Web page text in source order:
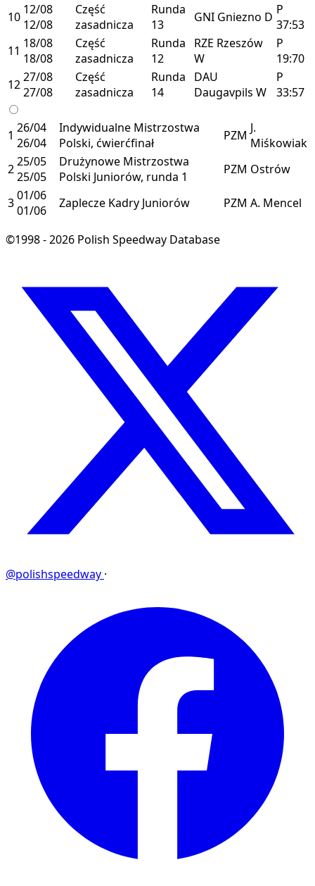
10 12/08
12/08
Część
zasadnicza
Runda
13
GNI Gniezno D P
37:53
11 18/08
18/08
Część
zasadnicza
Runda
12
RZE Rzeszów
W
P
19:70
1227/08
27/08
Część
zasadnicza
Runda
14
DAU
Daugavpils W
P
33:57
1 26/04
26/04
Indywidualne Mistrzostwa
Polski, ćwierćfinał
PZM J.
Miśkowiak
225/05
25/05
Drużynowe Mistrzostwa
Polski Juniorów, runda 1
PZM Ostrów
301/06
01/06
Zaplecze Kadry Juniorów PZM A. Mencel
©1998 - 2026 Polish Speedway Database
@polishspeedway ·